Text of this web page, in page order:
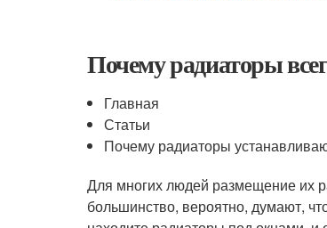
Почему радиаторы
Главная
Статьи
Почему радиаторы
Для многих людей размещение их
большинство, вероятно, думают,